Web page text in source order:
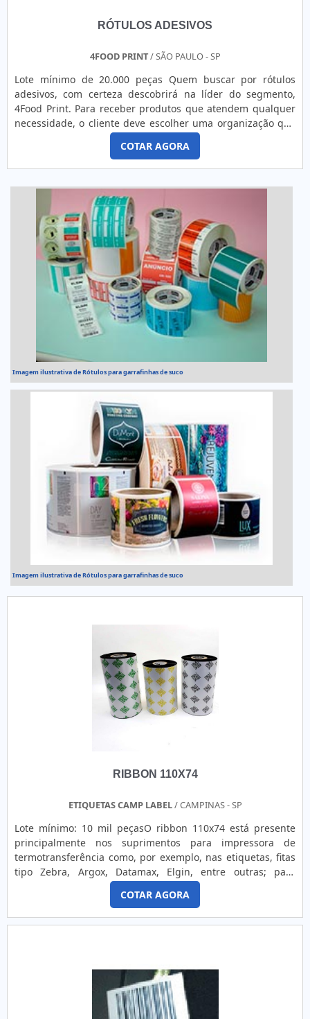
RÓTULOS ADESIVOS
4FOOD PRINT/ SÃO PAULO - SP
Lote mínimo de 20.000 peças Quem buscar por rótulos
adesivos, com certeza descobrirá na líder do segmento,
4Food Print. Para receber produtos que atendem qualquer
necessidade, o cliente deve escolher uma organização que
se destaque por um bom suporte pré-venda e tenha ampla
experiência no ramo.MAIS DETALHES INTERESSANTES
SOBRE RÓTULOS ADESIVOSQuem precisa de rótulos
serviços, consegue encont...
COTAR AGORA
Imagem ilustrativa de Rótulos para garrafinhas de suco
Imagem ilustrativa de Rótulos para garrafinhas de suco
RIBBON 110X74
ETIQUETAS CAMP LABEL/ CAMPINAS - SP
Lote mínimo: 10 mil peçasO ribbon 110x74 está presente
principalmente nos suprimentos para impressora de
termotransferência como, por exemplo, nas etiquetas, fitas
tipo Zebra, Argox, Datamax, Elgin, entre outras; para
impressões em poliéster, polietileno, BOPP, PVC e produção
de etiquetas plásticas auto adesivas. MAIS INFORMAÇÕES
RELEVANTES SOBRE O PRODUTOEnquanto o ribbon de cera
é indicado para usos mais comuns e situações sob baixas
resistir inclusive a lavagens, altas temperaturas, capaz de
durar por muito mais tempo e reproduzir impressões
perfeitamente nítidas.Os ribbons de resina para termo
COTAR AGORA